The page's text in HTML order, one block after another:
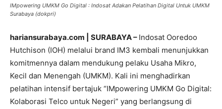
IMpowering UMKM Go Digital : Indosat Adakan Pelatihan Digital Untuk UMKM
Surabaya (dokpri)
hariansurabaya.com | SURABAYA – Indosat Ooredoo
Hutchison (IOH) melalui brand IM3 kembali menunjukkan
komitmennya dalam mendukung pelaku Usaha Mikro,
Kecil dan Menengah (UMKM). Kali ini menghadirkan
pelatihan intensif bertajuk “IMpowering UMKM Go Digital:
Kolaborasi Telco untuk Negeri” yang berlangsung di